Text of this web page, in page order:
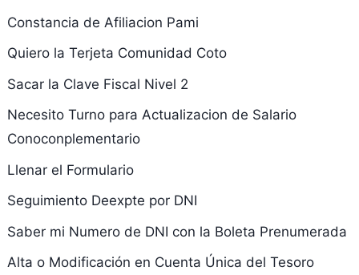
Constancia de Afiliacion Pami
Quiero la Terjeta Comunidad Coto
Sacar la Clave Fiscal Nivel 2
Necesito Turno para Actualizacion de Salario
Conoconplementario
Llenar el Formulario
Seguimiento Deexpte por DNI
Saber mi Numero de DNI con la Boleta Prenumerada
Alta o Modificación en Cuenta Única del Tesoro